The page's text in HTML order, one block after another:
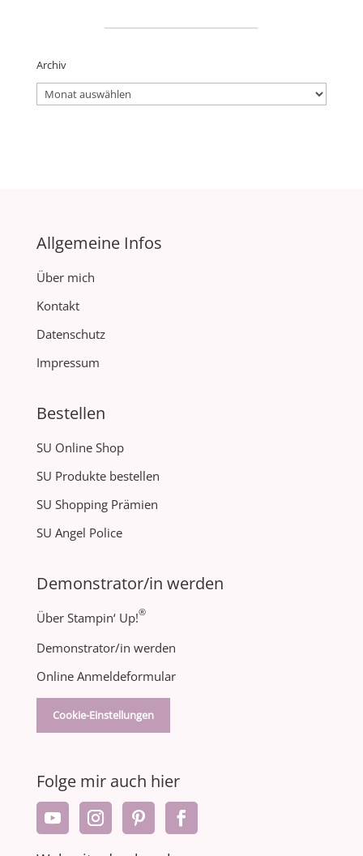
Archiv
Archiv
Allgemeine Infos
Über mich
Kontakt
Datenschutz
Impressum
Bestellen
SU Online Shop
SU Produkte bestellen
SU Shopping Prämien
SU Angel Police
Demonstrator/in werden
Über Stampin‘ Up!®
Demonstrator/in werden
Online Anmeldeformular
Cookie-Einstellungen
Folge mir auch hier